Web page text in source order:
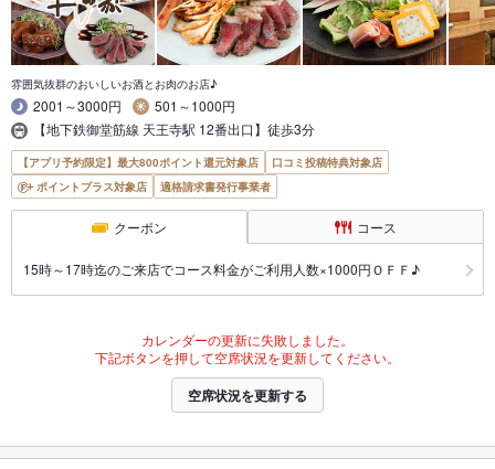
雰囲気抜群のおいしいお酒とお肉のお店♪
2001～3000円
501～1000円
【地下鉄御堂筋線 天王寺駅 12番出口】徒歩3分
【アプリ予約限定】最大800ポイント還元対象店
口コミ投稿特典対象店
ポイントプラス対象店
適格請求書発行事業者
クーポン コース
15時～17時迄のご来店でコース料金がご利用人数×1000円ＯＦＦ♪
カレンダーの更新に失敗しました。
下記ボタンを押して空席状況を更新してください。
空席状況を更新する